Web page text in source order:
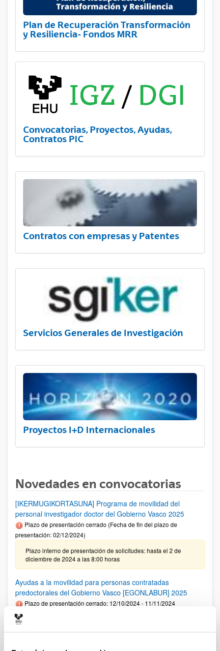
Plan de Recuperación Transformación
y Resiliencia- Fondos MRR
Convocatorias, Proyectos, Ayudas,
Contratos PIC
Contratos con empresas y Patentes
Servicios Generales de Investigación
Proyectos I+D Internacionales
Novedades en convocatorias
[IKERMUGIKORTASUNA] Programa de movilidad del
personal investigador doctor del Gobierno Vasco 2025
Plazo de presentación cerrado (Fecha de fin del plazo de
presentación: 02/12/2024)
Plazo interno de presentación de solicitudes: hasta el 2 de
diciembre de 2024 a las 8:00 horas
Ayudas a la movilidad para personas contratadas
predoctorales del Gobierno Vasco [EGONLABUR] 2025
Plazo de presentación cerrado: 12/10/2024 - 11/11/2024